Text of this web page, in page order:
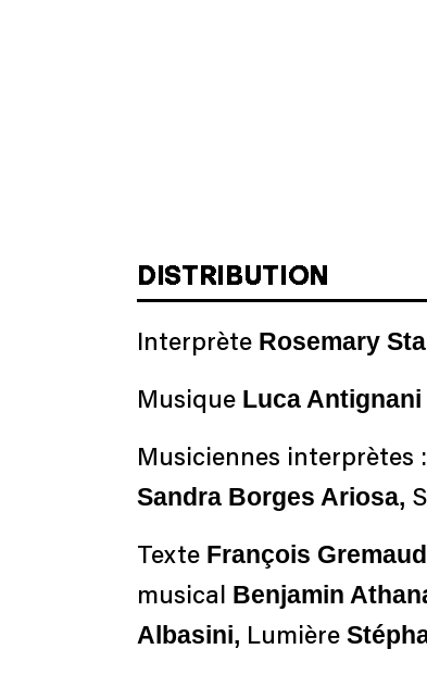
DISTRIBUTION
Interprète Rosemary
Musique Luca Antignani
Musiciennes interprètes
Sandra Borges Ariosa,
Texte François Gremaud
musical Benjamin
Albasini, Lumière